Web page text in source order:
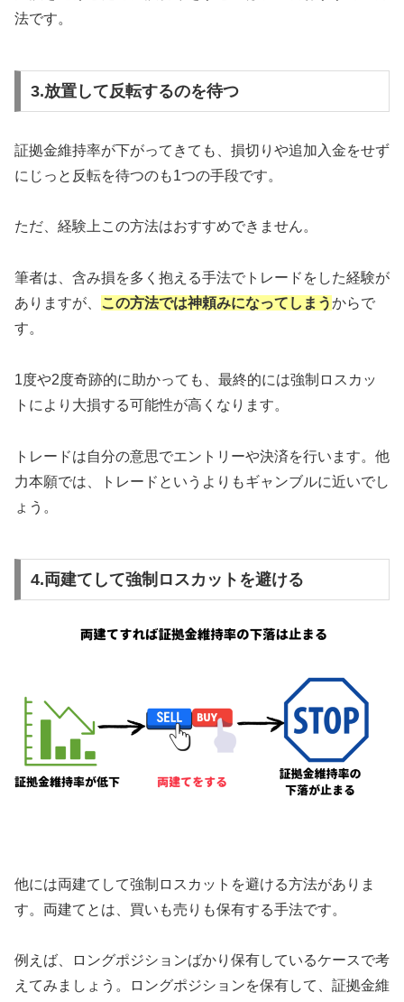
法です。
3.放置して反転するのを待つ
証拠金維持率が下がってきても、損切りや追加入金をせず
にじっと反転を待つのも1つの手段です。
ただ、経験上この方法はおすすめできません。
筆者は、含み損を多く抱える手法でトレードをした経験が
ありますが、
この方法では神頼みになってしまうからで
す。
1度や2度奇跡的に助かっても、最終的には強制ロスカッ
トにより大損する可能性が高くなります。
トレードは自分の意思でエントリーや決済を行います。他
力本願では、トレードというよりもギャンブルに近いでし
ょう。
4.両建てして強制ロスカットを避ける
他には両建てして強制ロスカットを避ける方法がありま
す。両建てとは、買いも売りも保有する手法です。
例えば、ロングポジションばかり保有しているケースで考
えてみましょう。ロングポジションを保有して、証拠金維